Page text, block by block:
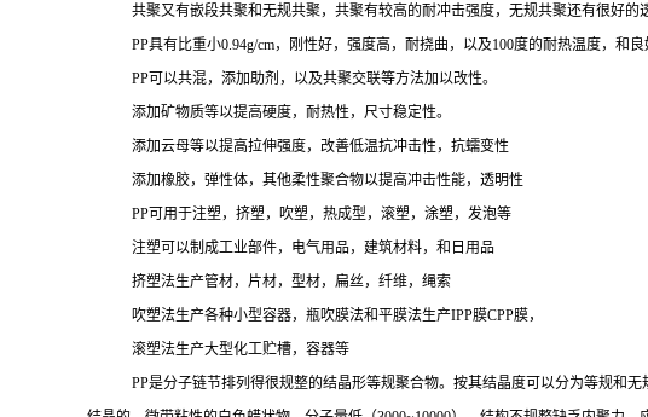
共聚又有嵌段共聚和无规共聚，共聚有较高的耐冲击强度，无规共聚还有很好的
PP具有比重小0.94g/cm，刚性好，强度高，耐挠曲，以及100度的耐热温度，和
PP可以共混，添加助剂，以及共聚交联等方法加以改性。
添加矿物质等以提高硬度，耐热性，尺寸稳定性。
添加云母等以提高拉伸强度，改善低温抗冲击性，抗蠕变性
添加橡胶，弹性体，其他柔性聚合物以提高冲击性能，透明性
PP可用于注塑，挤塑，吹塑，热成型，滚塑，涂塑，发泡等
注塑可以制成工业部件，电气用品，建筑材料，和日用品
挤塑法生产管材，片材，型材，扁丝，纤维，绳索
吹塑法生产各种小型容器，瓶吹膜法和平膜法生产IPP膜CPP膜，
滚塑法生产大型化工贮槽，容器等
PP是分子链节排列得很规整的结晶形等规聚合物。按其结晶度可以分为等规和无